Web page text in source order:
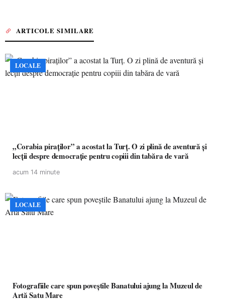
ARTICOLE SIMILARE
LOCALE
„Corabia piraților” a acostat la Turț. O zi plină de aventură și
lecții despre democrație pentru copiii din tabăra de vară
acum 14 minute
LOCALE
Fotografiile care spun poveștile Banatului ajung la Muzeul de
Artă Satu Mare